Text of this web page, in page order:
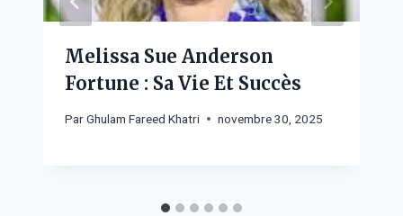
Melissa Sue Anderson
Fortune : Sa Vie Et Succès
ParGhulam Fareed Khatri novembre 30, 2025